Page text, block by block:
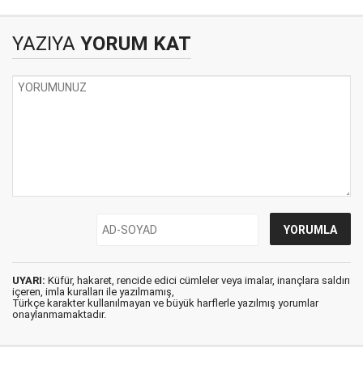
YAZIYA YORUM KAT
UYARI: Küfür, hakaret, rencide edici cümleler veya imalar, inançlara saldırı
içeren, imla kuralları ile yazılmamış,
Türkçe karakter kullanılmayan ve büyük harflerle yazılmış yorumlar
onaylanmamaktadır.